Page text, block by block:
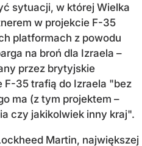
sytuacji, w której Wielka
w projekcie F-35
platformach z powodu
na broń dla Izraela –
przez brytyjskie
F-35 trafią do Izraela "bez
ma (z tym projektem –
czy jakikolwiek inny kraj".
Martin, największej